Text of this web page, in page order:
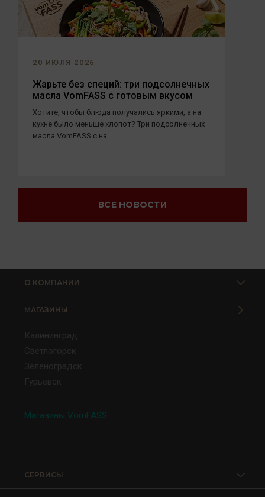
20 ИЮЛЯ 2026
Жарьте без специй: три подсолнечных
масла VomFASS с готовым вкусом
Хотите, чтобы блюда получались яркими, а на
кухне было меньше хлопот? Три подсолнечных
масла VomFASS с на...
ВСЕ НОВОСТИ
О КОМПАНИИ
МАГАЗИНЫ
Калининград
Светлогорск
Зеленоградск
Гурьевск
Магазины VomFASS
СЕРВИСЫ